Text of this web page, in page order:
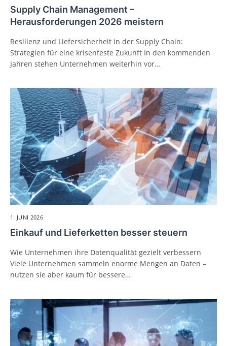
Supply Chain Management –
Herausforderungen 2026 meistern
Resilienz und Liefersicherheit in der Supply Chain:
Strategien für eine krisenfeste Zukunft In den kommenden
Jahren stehen Unternehmen weiterhin vor…
1. JUNI 2026
Einkauf und Lieferketten besser steuern
Wie Unternehmen ihre Datenqualität gezielt verbessern
Viele Unternehmen sammeln enorme Mengen an Daten –
nutzen sie aber kaum für bessere…